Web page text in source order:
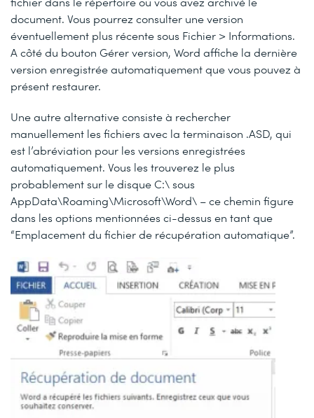
document. Vous pourrez consulter une version
éventuellement plus récente sous Fichier > Informations.
A côté du bouton Gérer version, Word affiche la dernière
version enregistrée automatiquement que vous pouvez à
présent restaurer.
Une autre alternative consiste à rechercher
manuellement les fichiers avec la terminaison .ASD, qui
est l’abréviation pour les versions enregistrées
automatiquement. Vous les trouverez le plus
probablement sur le disqueC:\sous
AppData\Roaming\Microsoft\Word\ – ce chemin figure
dans les options mentionnées ci-dessus en tant que
“Emplacement du fichier de récupération automatique”.